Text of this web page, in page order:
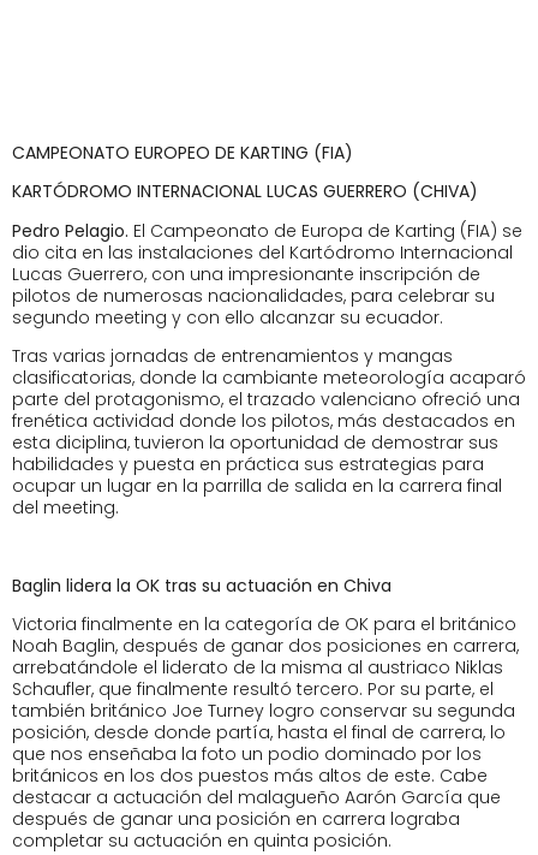
CAMPEONATO EUROPEO DE KARTING (FIA)
KARTÓDROMO INTERNACIONAL LUCAS GUERRERO (CHIVA)
Pedro Pelagio. El Campeonato de Europa de Karting (FIA) se
dio cita en las instalaciones del Kartódromo Internacional
Lucas Guerrero, con una impresionante inscripción de
pilotos de numerosas nacionalidades, para celebrar su
segundo meeting y con ello alcanzar su ecuador.
Tras varias jornadas de entrenamientos y mangas
clasificatorias, donde la cambiante meteorología acaparó
parte del protagonismo, el trazado valenciano ofreció una
frenética actividad donde los pilotos, más destacados en
esta diciplina, tuvieron la oportunidad de demostrar sus
habilidades y puesta en práctica sus estrategias para
ocupar un lugar en la parrilla de salida en la carrera final
del meeting.
Baglin lidera la OK tras su actuación en Chiva
Victoria finalmente en la categoría de OK para el británico
Noah Baglin, después de ganar dos posiciones en carrera,
arrebatándole el liderato de la misma al austriaco Niklas
Schaufler, que finalmente resultó tercero. Por su parte, el
también británico Joe Turney logro conservar su segunda
posición, desde donde partía, hasta el final de carrera, lo
que nos enseñaba la foto un podio dominado por los
británicos en los dos puestos más altos de este. Cabe
destacar a actuación del malagueño Aarón García que
después de ganar una posición en carrera lograba
completar su actuación en quinta posición.